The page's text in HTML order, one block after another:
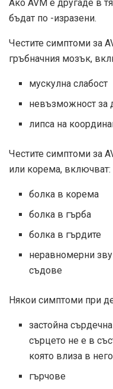
Ако AVM е другаде в
бъдат по -изразени.
Честите симптоми за
гръбначния мозък,
мускулна слабост
невъзможност за
липса на
Честите симптоми за
или корема, включват:
болка в корема
болка в гърба
болка в гърдите
неравномерни
съдове
Някои симптоми при
застойна
сърцето не е в
която влиза в него
гърчове